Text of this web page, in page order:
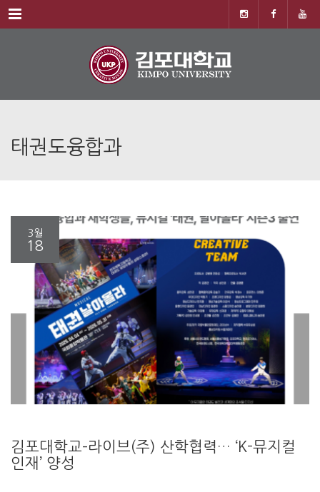
Menu
태권도융합과
3월
18
김포대학교–라이브(주) 산학협력… ‘K-뮤지컬
인재’ 양성